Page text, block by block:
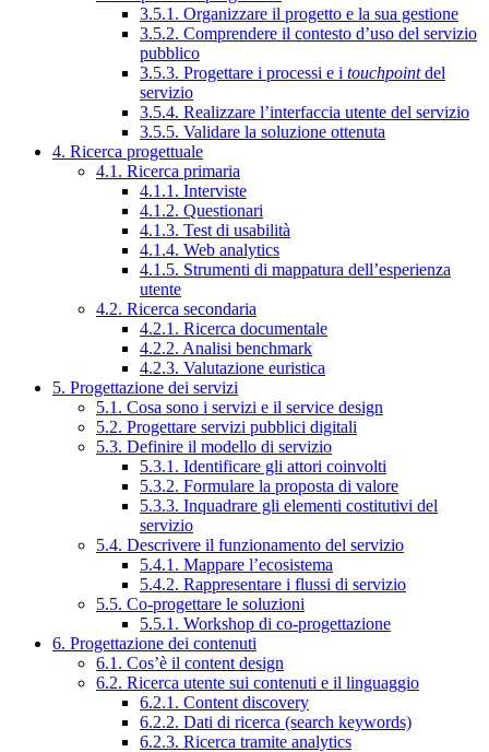
3.5.1. Organizzare il progetto e la sua gestione
3.5.2. Comprendere il contesto d’uso del servizio
pubblico
3.5.3. Progettare i processi e i touchpointdel
servizio
3.5.4. Realizzare l’interfaccia utente del servizio
3.5.5. Validare la soluzione ottenuta
4. Ricerca progettuale
4.1. Ricerca primaria
4.1.1. Interviste
4.1.2. Questionari
4.1.3. Test di usabilità
4.1.4. Web analytics
4.1.5. Strumenti di mappatura dell’esperienza
utente
4.2. Ricerca secondaria
4.2.1. Ricerca documentale
4.2.2. Analisi benchmark
4.2.3. Valutazione euristica
5. Progettazione dei servizi
5.1. Cosa sono i servizi e il service design
5.2. Progettare servizi pubblici digitali
5.3. Definire il modello di servizio
5.3.1. Identificare gli attori coinvolti
5.3.2. Formulare la proposta di valore
5.3.3. Inquadrare gli elementi costitutivi del
servizio
5.4. Descrivere il funzionamento del servizio
5.4.1. Mappare l’ecosistema
5.4.2. Rappresentare i flussi di servizio
5.5. Co-progettare le soluzioni
5.5.1. Workshop di co-progettazione
6. Progettazione dei contenuti
6.1. Cos’è il content design
6.2. Ricerca utente sui contenuti e il linguaggio
6.2.1. Content discovery
6.2.2. Dati di ricerca (search keywords)
6.2.3. Ricerca tramite analytics